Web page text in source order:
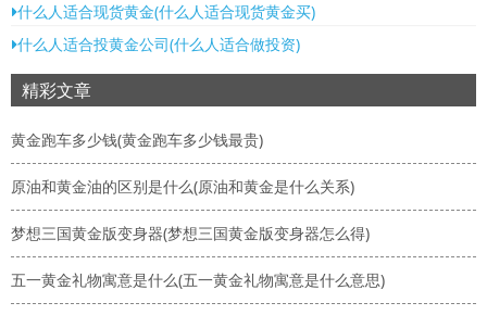
什么人适合现货黄金(什么人适合现货黄金买)
什么人适合投黄金公司(什么人适合做投资)
精彩文章
黄金跑车多少钱(黄金跑车多少钱最贵)
原油和黄金油的区别是什么(原油和黄金是什么关系)
梦想三国黄金版变身器(梦想三国黄金版变身器怎么得)
五一黄金礼物寓意是什么(五一黄金礼物寓意是什么意思)